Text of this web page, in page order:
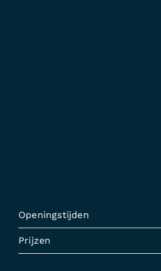
Openingstijden
Prijzen